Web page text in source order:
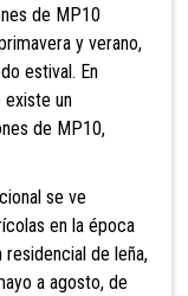
de MP10
y verano,
estival. En
existe un
de MP10,
se ve
en la época
de leña,
a agosto, de